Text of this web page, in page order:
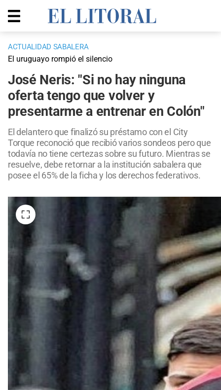
ACTUALIDAD SABALERA
El uruguayo rompió el silencio
José Neris: "Si no hay ninguna
oferta tengo que volver y
presentarme a entrenar en Colón"
El delantero que finalizó su préstamo con el City
Torque reconoció que recibió varios sondeos pero que
todavía no tiene certezas sobre su futuro. Mientras se
resuelve, debe retornar a la institución sabalera que
posee el 65% de la ficha y los derechos federativos.